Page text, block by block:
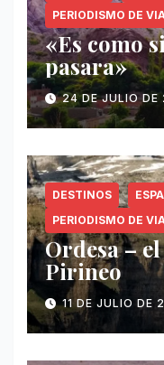
PERIODISMO DE
«Es como
pasara»
24 DE JULIO
DESTINOS
PERIODISMO DE
Ordesa –
Pirineo
11 DE JULIO DE